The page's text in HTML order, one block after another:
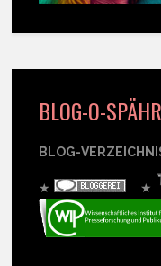
BLOG-O-
BLOG-
★ ★